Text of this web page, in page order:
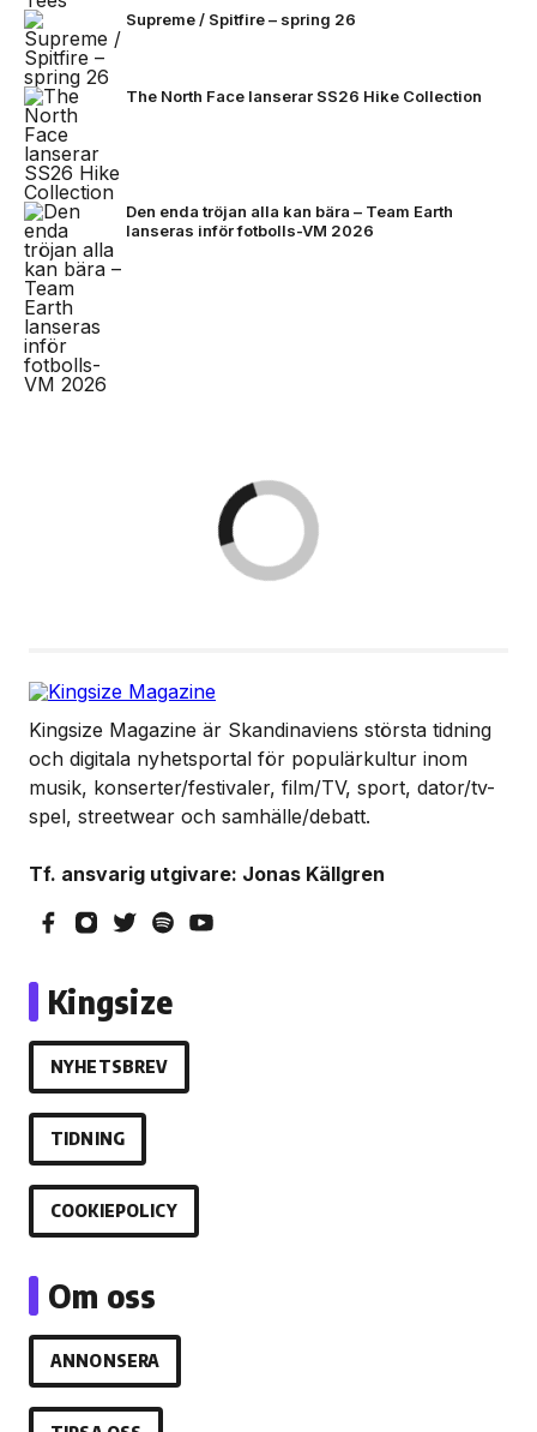
Supreme / Spitfire – spring 26
The North Face lanserar SS26 Hike Collection
Den enda tröjan alla kan bära – Team Earth
lanseras inför fotbolls-VM 2026
Kingsize Magazine är Skandinaviens största tidning
och digitala nyhetsportal för populärkultur inom
musik, konserter/festivaler, film/TV, sport, dator/tv-
spel, streetwear och samhälle/debatt.
Tf. ansvarig utgivare: Jonas Källgren
Kingsize
NYHETSBREV
TIDNING
COOKIEPOLICY
Om oss
ANNONSERA